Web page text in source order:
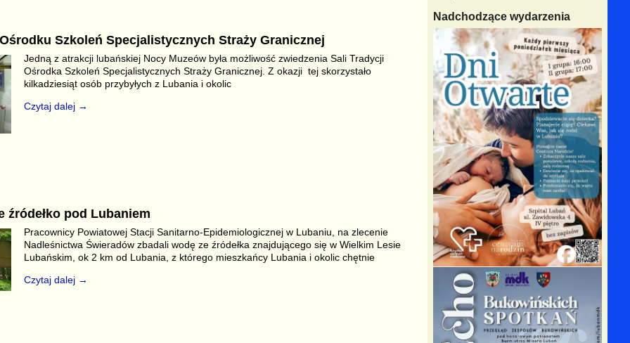
Szkoleń Specjalistycznych Straży Granicznej
Jedną z atrakcji lubańskiej Nocy Muzeów była możliwość zwiedzenia Sali Tradycji
Ośrodka Szkoleń Specjalistycznych Straży Granicznej. Z okazji tej skorzystało
kilkadziesiąt osób przybyłych z Lubania i okolic
Czytaj dalej →
źródełko pod Lubaniem
Pracownicy Powiatowej Stacji Sanitarno-Epidemiologicznej w Lubaniu, na zlecenie
Nadleśnictwa Świeradów zbadali wodę ze źródełka znajdującego się w Wielkim Lesie
Lubańskim, ok 2 km od Lubania, z którego mieszkańcy Lubania i okolic chętnie
Czytaj dalej →
Nadchodzące wydarzenia